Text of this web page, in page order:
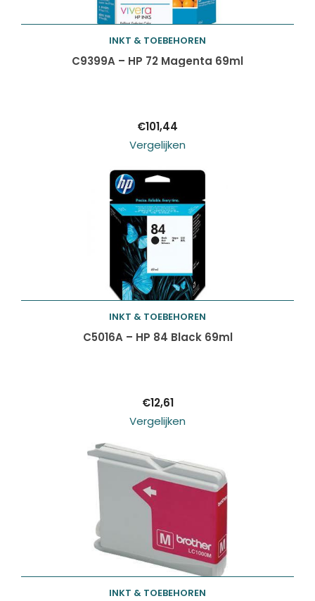
Toevoegen aan
INKT & TOEBEHOREN
C9399A – HP 72 Magenta 69ml
€101,44
Vergelijken
Toevoegen aan
INKT & TOEBEHOREN
C5016A – HP 84 Black 69ml
€12,61
Vergelijken
INKT & TOEBEHOREN